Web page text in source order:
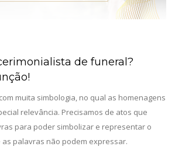
de funeral?
muita simbologia, no qual as homenagens
relevância. Precisamos de atos que
para poder simbolizar e representar o
as palavras não podem expressar.